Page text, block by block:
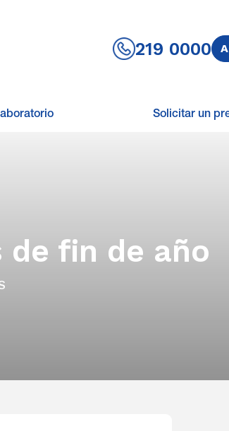
219 0000
Solicitar un
fin de año